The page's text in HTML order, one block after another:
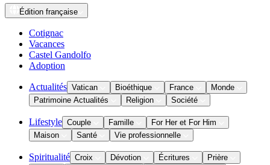
Édition française
Cotignac
Vacances
Castel Gandolfo
Adoption
Actualités Vatican Bioéthique France
Monde
Patrimoine Actualités
Religion Société
Lifestyle Couple Famille
For Her et For Him
Maison
Santé Vie professionnelle
Spiritualité Croix Dévotion Écritures
Prière